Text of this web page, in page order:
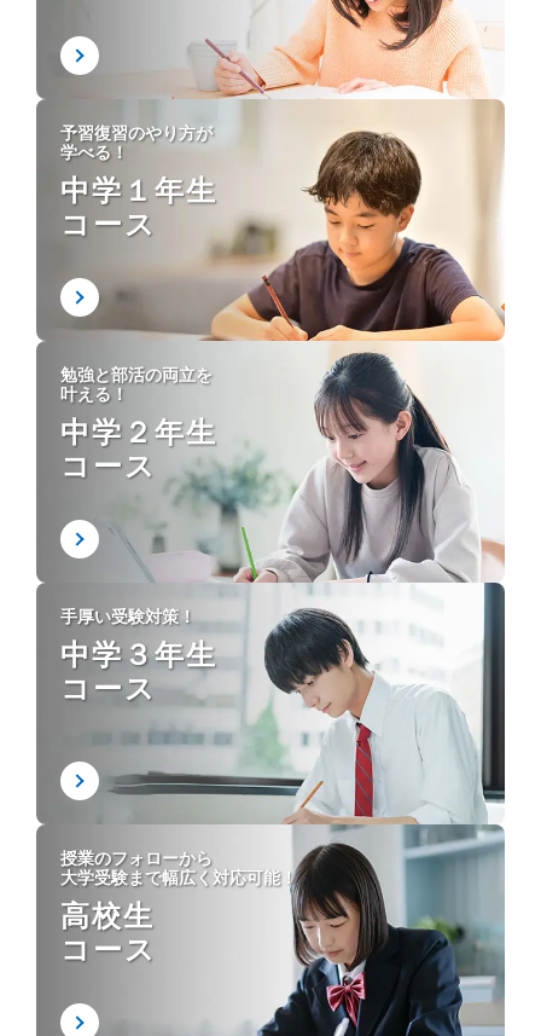
予習復習のやり方が
学べる！
中学１年生
コース
勉強と部活の両立を
叶える！
中学２年生
コース
手厚い受験対策！
中学３年生
コース
授業のフォローから
大学受験まで幅広く対応可能！
高校生
コース